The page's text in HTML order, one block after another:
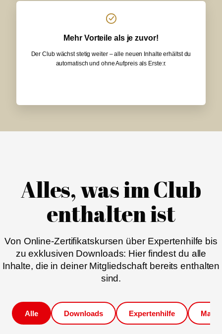
Mehr Vorteile als je zuvor!
Der Club wächst stetig weiter – alle neuen Inhalte erhältst du
automatisch und ohne Aufpreis als Erste:r.
Alles, was im Club
enthalten ist
Von Online-Zertifikatskursen über Expertenhilfe bis
zu exklusiven Downloads: Hier findest du alle
Inhalte, die in deiner Mitgliedschaft bereits enthalten
sind.
Alle Downloads Expertenhilfe